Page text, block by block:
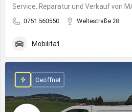
0751 560550 Weltestraße 28
Mobilität
Geöffnet